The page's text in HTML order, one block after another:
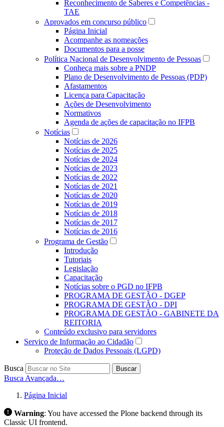
Reconhecimento de Saberes e Competências -
TAE
Aprovados em concurso público
Página Inicial
Acompanhe as nomeações
Documentos para a posse
Política Nacional de Desenvolvimento de Pessoas
Conheça mais sobre a PNDP
Plano de Desenvolvimento de Pessoas (PDP)
Afastamentos
Licença para Capacitação
Ações de Desenvolvimento
Normativos
Agenda de ações de capacitação no IFPB
Notícias
Notícias de 2026
Notícias de 2025
Notícias de 2024
Notícias de 2023
Notícias de 2022
Notícias de 2021
Notícias de 2020
Notícias de 2019
Notícias de 2018
Notícias de 2017
Notícias de 2016
Programa de Gestão
Introdução
Tutoriais
Legislação
Capacitação
Notícias sobre o PGD no IFPB
PROGRAMA DE GESTÃO - DGEP
PROGRAMA DE GESTÃO - DPI
PROGRAMA DE GESTÃO - GABINETE DA
REITORIA
Conteúdo exclusivo para servidores
Serviço de Informação ao Cidadão
Proteção de Dados Pessoais (LGPD)
Busca Buscar
Busca Avançada…
Página Inicial
Warning: You have accessed the Plone backend through its
Classic UI frontend.